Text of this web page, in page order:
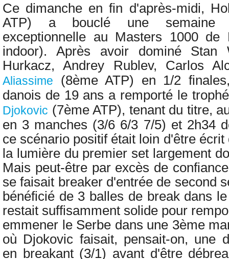
Ce dimanche en fin d'après-midi,
ATP) a bouclé une semaine
exceptionnelle au Masters 1000 de
indoor). Après avoir dominé Stan
Hurkacz, Andrey Rublev, Carlos
Aliassime
(8ème ATP) en 1/2
danois de 19 ans a remporté le
Djokovic (7ème ATP), tenant du titre,
en 3 manches (3/6 6/3 7/5) et 2h34
ce scénario positif était loin d'être
la lumière du premier set largement
Mais peut-être par excès de
se faisait breaker d'entrée de second
bénéficié de 3 balles de break dans
restait suffisamment solide pour
emmener le Serbe dans une 3ème
où Djokovic faisait, pensait-on, une
en breakant (3/1) avant d'être